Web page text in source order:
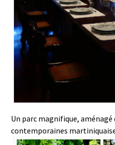
Un parc magnifique, aménagé
contemporaines